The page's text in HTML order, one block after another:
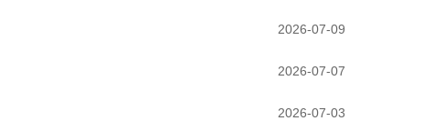
2026-07-09
2026-07-07
2026-07-03